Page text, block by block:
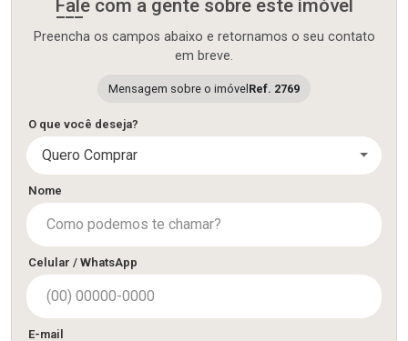
Fale com a gente sobre este imóvel
Preencha os campos abaixo e retornamos o seu contato
em breve.
Mensagem sobre o imóvel Ref. 2769
O que você deseja?
Quero Comprar
Nome
Celular / WhatsApp
E-mail